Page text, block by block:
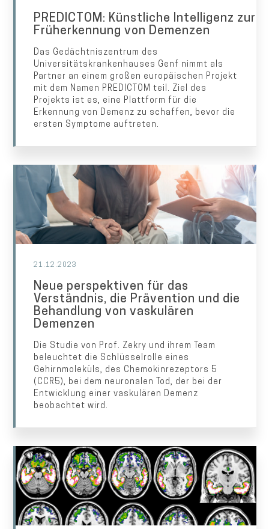
PREDICTOM: Künstliche Intelligenz zur
Früherkennung von Demenzen
Das Gedächtniszentrum des
Universitätskrankenhauses Genf nimmt als
Partner an einem großen europäischen Projekt
mit dem Namen PREDICTOM teil. Ziel des
Projekts ist es, eine Plattform für die
Erkennung von Demenz zu schaffen, bevor die
ersten Symptome auftreten.
21.12.2023
Neue perspektiven für das
Verständnis, die Prävention und die
Behandlung von vaskulären
Demenzen
Die Studie von Prof. Zekry und ihrem Team
beleuchtet die Schlüsselrolle eines
Gehirnmoleküls, des Chemokinrezeptors 5
(CCR5), bei dem neuronalen Tod, der bei der
Entwicklung einer vaskulären Demenz
beobachtet wird.